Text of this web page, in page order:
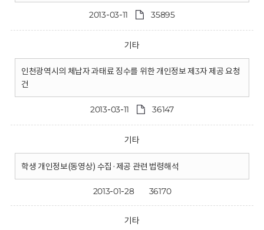
2013-03-11 35895
기타
인천광역시의 체납자 과태료 징수를 위한 개인정보 제3자 제공 요청
건
2013-03-11 36147
기타
학생 개인정보(동영상) 수집·제공 관련 법령해석
2013-01-28 36170
기타